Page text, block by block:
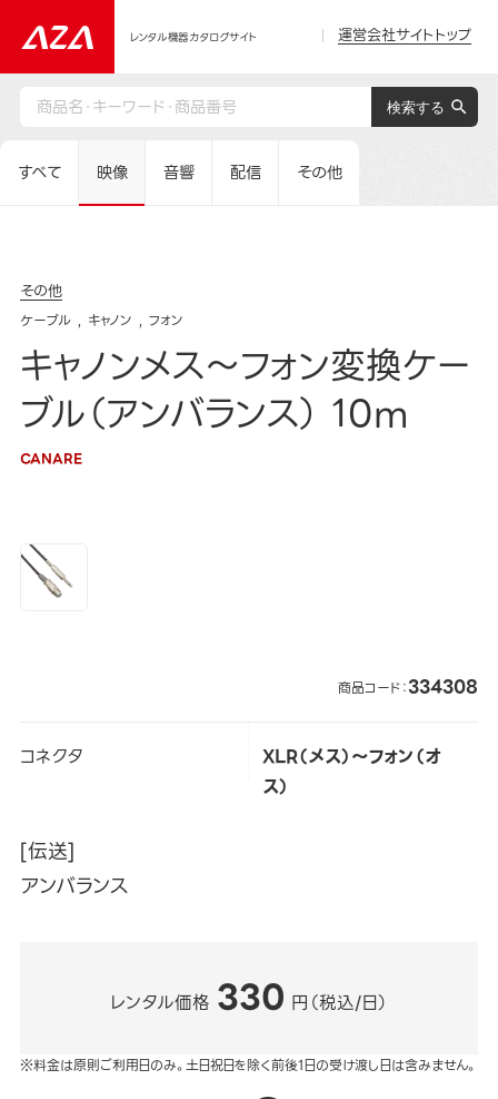
レンタル機器カタログサイト 運営会社サイトトップ
すべて 映像 音響 配信 その他
その他
ケーブル キャノン フォン
キャノンメス～フォン変換ケー
ブル（アンバランス） 10m
CANARE
商品コード：334308
コネクタ
XLR（メス）～フォン（オ
ス）
[伝送]
アンバランス
レンタル価格 330 円（税込/日）
※料金は原則ご利用日のみ。土日祝日を除く前後1日の受け渡し日は含みません。